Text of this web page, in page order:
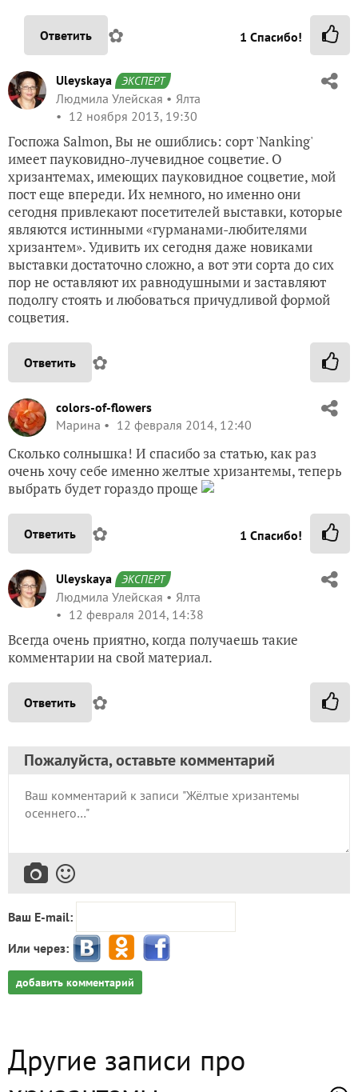
Ответить ✿ 1 Спасибо!
Uleyskaya ЭКСПЕРТ
Людмила Улейская
Ялта
12 ноября 2013, 19:30
Госпожа Salmon, Вы не ошиблись: сорт 'Nanking'
имеет пауковидно-лучевидное соцветие. О
хризантемах, имеющих пауковидное соцветие, мой
пост еще впереди. Их немного, но именно они
сегодня привлекают посетителей выставки, которые
являются истинными «гурманами-любителями
хризантем». Удивить их сегодня даже новиками
выставки достаточно сложно, а вот эти сорта до сих
пор не оставляют их равнодушными и заставляют
подолгу стоять и любоваться причудливой формой
соцветия.
Ответить ✿
colors-of-flowers
Марина
12 февраля 2014, 12:40
Сколько солнышка! И спасибо за статью, как раз
очень хочу себе именно желтые хризантемы, теперь
выбрать будет гораздо проще
Ответить ✿ 1 Спасибо!
Uleyskaya ЭКСПЕРТ
Людмила Улейская
Ялта
12 февраля 2014, 14:38
Всегда очень приятно, когда получаешь такие
комментарии на свой материал.
Ответить ✿
Пожалуйста, оставьте комментарий
Ваш E-mail:
Или через:
добавить комментарий
Другие записи про